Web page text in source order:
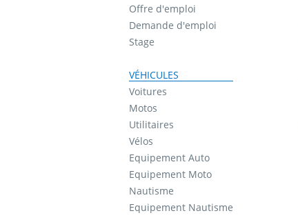
Offre d'emploi
Demande d'emploi
Stage
VÉHICULES
Voitures
Motos
Utilitaires
Vélos
Equipement Auto
Equipement Moto
Nautisme
Equipement Nautisme